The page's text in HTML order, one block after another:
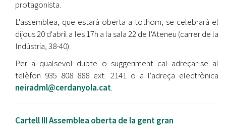
protagonista.
L'assemblea, que estarà oberta a tothom, se celebrarà el
dijous 20 d'abril a les 17h a la sala 22 de l'Ateneu (carrer de la
Indústria, 38-40).
Per a qualsevol dubte o suggeriment cal adreçar-se al
telèfon 935 808 888 ext. 2141 o a l'adreça electrònica
neiradml@cerdanyola.cat.
Cartell III Assemblea oberta de la gent gran